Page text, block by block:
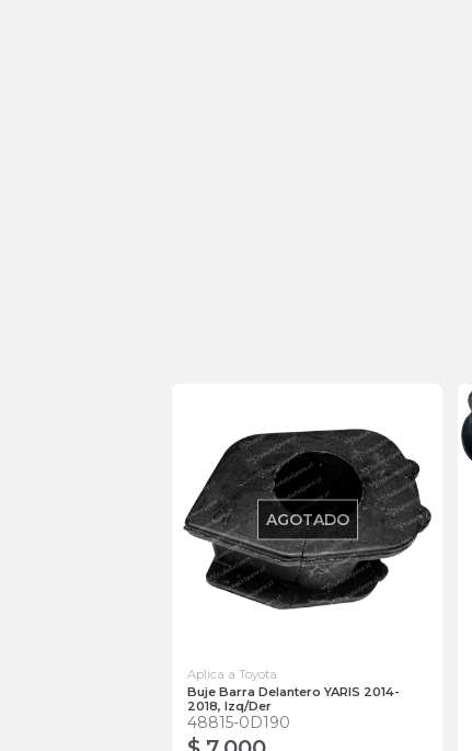
AGOTADO
Aplica a Toyota
Buje Barra Delantero YARIS 2014-
2018, Izq/Der
48815-0D190